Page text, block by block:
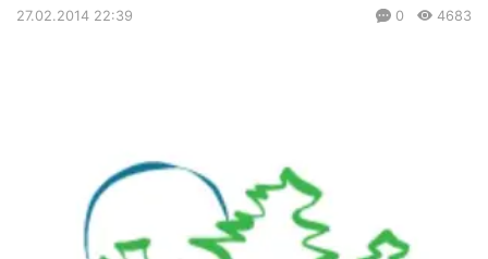
27.02.2014 22:39 0 4683